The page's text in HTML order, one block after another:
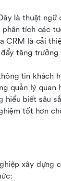
là thuật ngữ
tích các
là cải
tăng trưởng
tin khách
quản lý quan
biết sâu
tốt hơn
xây dựng